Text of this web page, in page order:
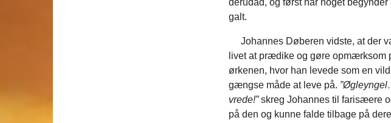
derudad, og først når noget
galt.
Johannes Døberen vidste, at der
livet at prædike og gøre opmærksom
ørkenen, hvor han levede som en
gængse måde at leve på.
vrede!”skreg Johannes til farisæere
på den og kunne falde tilbage på